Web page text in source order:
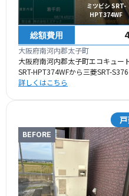
ミツビシ SRT-
HPT374WF
総額費用
大阪府南河内郡太子町
大阪府南河内郡太子町エコキュー
SRT-HPT374WFから三菱SRT-
詳しくはこちら
BEFORE